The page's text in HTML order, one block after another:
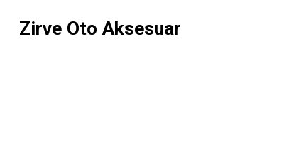
Zirve Oto Aksesuar